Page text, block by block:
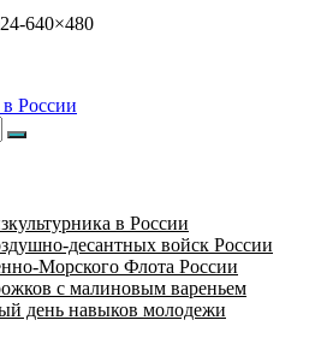
640×480
России
Поиск
в России
десантных войск России
Морского Флота России
с малиновым вареньем
день навыков молодежи